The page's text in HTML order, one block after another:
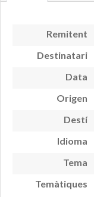
Remitent
Destinatari
Data
Origen
Destí
Idioma
Tema
Temàtiques